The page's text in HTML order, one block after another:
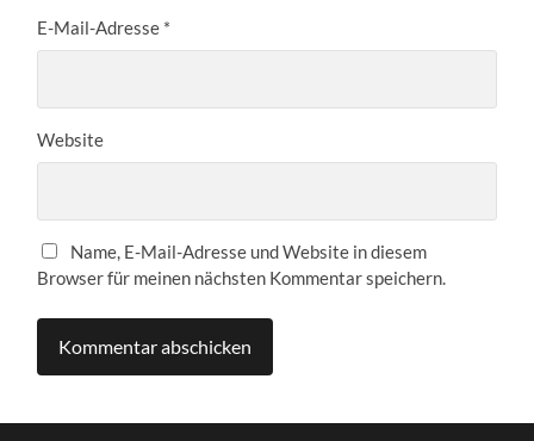
E-Mail-Adresse *
Website
Name, E-Mail-Adresse und Website in diesem
Browser für meinen nächsten Kommentar speichern.